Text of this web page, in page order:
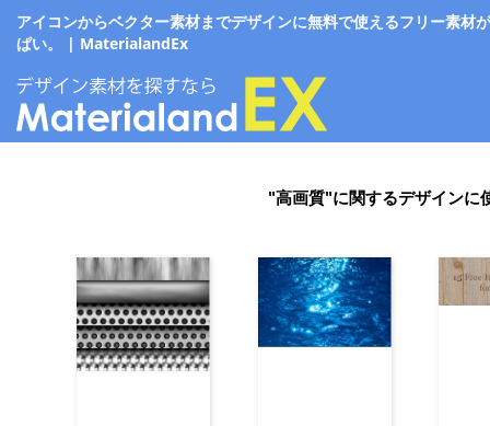
アイコンからベクター素材までデザインに無料で使えるフリー素材
ぱい。 | MaterialandEx
"高画質"に関するデザインに